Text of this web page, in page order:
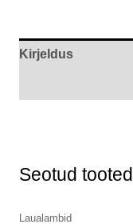
Kirjeldus
Seotud tooted
Laualambid